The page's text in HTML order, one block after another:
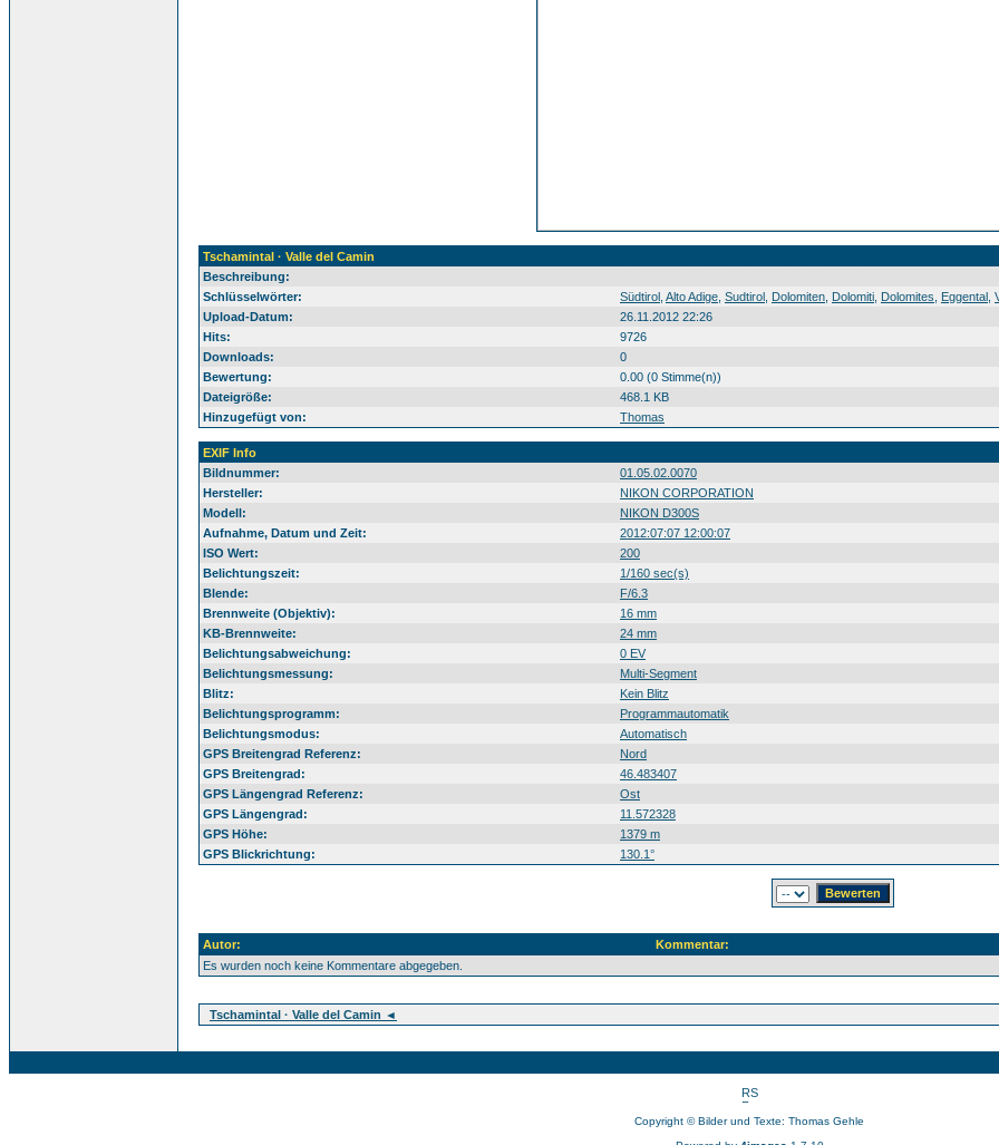
Tschamintal · Valle del Camin
Beschreibung:
Schlüsselwörter: Südtirol Alto Adige Sudtirol Dolomiten Dolomiti Dolomites Eggental
Upload-Datum:
26.11.2012 22:26
Hits:
9726
Downloads:
0
Bewertung:
0.00 (0 Stimme(n))
Dateigröße:
468.1 KB
Hinzugefügt von:
Thomas
EXIF Info
Bildnummer:
01.05.02.0070
Hersteller:
NIKON CORPORATION
Modell:
NIKON D300S
Aufnahme, Datum und Zeit:
2012:07:07 12:00:07
ISO Wert:
200
Belichtungszeit:
1/160 sec(s)
Blende:
F/6.3
Brennweite (Objektiv):
16 mm
KB-Brennweite:
24 mm
Belichtungsabweichung:
0 EV
Belichtungsmessung:
Multi-Segment
Blitz:
Kein Blitz
Belichtungsprogramm:
Programmautomatik
Belichtungsmodus:
Automatisch
GPS Breitengrad Referenz:
Nord
GPS Breitengrad:
46.483407
GPS Längengrad Referenz:
Ost
GPS Längengrad:
11.572328
GPS Höhe:
1379 m
GPS Blickrichtung:
130.1°
Autor:
Kommentar:
Es wurden noch keine Kommentare abgegeben.
Tschamintal · Valle del Camin ◄
Copyright © Bilder und Texte: Thomas Gehle